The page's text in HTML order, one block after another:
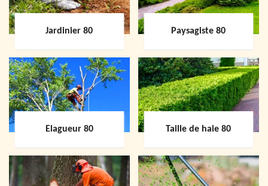
Jardinier 80 Paysagiste 80
Elagueur 80 Taille de haie 80